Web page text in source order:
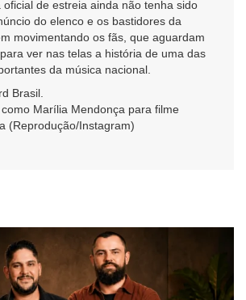
oficial de estreia ainda não tenha sido
do elenco e os bastidores da
movimentando os fãs, que aguardam
ver nas telas a história de uma das
da música nacional.
Brasil.
Marília Mendonça para filme
(Reprodução/Instagram)